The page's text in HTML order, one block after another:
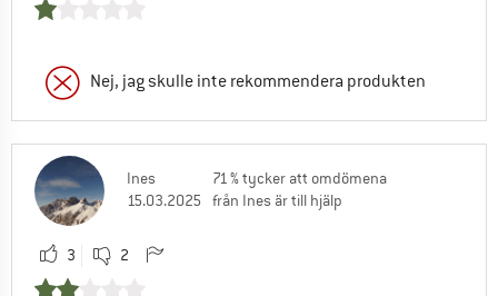
Nej, jag skulle inte rekommendera produkten
Ines
15.03.2025
71 % tycker att omdömena
från Ines är till hjälp
3 2